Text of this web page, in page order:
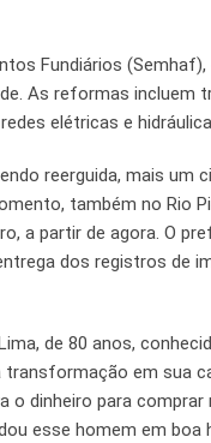
Fundiários
As reformas
elétricas e
reerguida, mais um
também no Rio
a partir de agora. O
dos registros de
de 80 anos,
transformação em sua
o dinheiro para
esse homem em